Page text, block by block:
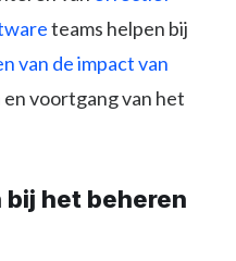
teams helpen bij
van de impact van
voortgang van het
het beheren